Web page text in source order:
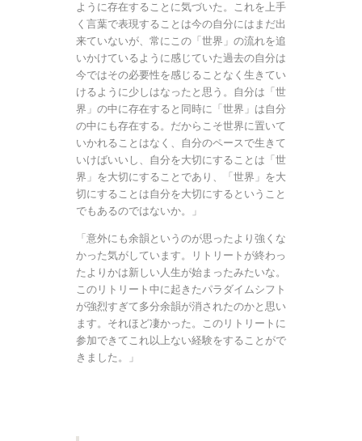
ように存在することに気づいた。これを上手
く言葉で表現することは今の自分にはまだ出
来ていないが、常にこの「世界」の流れを追
いかけているように感じていた過去の自分は
今ではその必要性を感じることなく生きてい
けるように少しはなったと思う。自分は「世
界」の中に存在すると同時に「世界」は自分
の中にも存在する。だからこそ世界に置いて
いかれることはなく、自分のペースで生きて
いけばいいし、自分を大切にすることは「世
界」を大切にすることであり、「世界」を大
切にすることは自分を大切にするということ
でもあるのではないか。」
「意外にも余韻というのが思ったより強くな
かった気がしています。リトリートが終わっ
たよりかは新しい人生が始まったみたいな。
このリトリート中に起きたパラダイムシフト
が強烈すぎて多分余韻が消されたのかと思い
ます。それほど凄かった。このリトリートに
参加できてこれ以上ない経験をすることがで
きました。」